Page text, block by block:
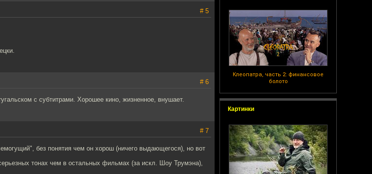
Клеопатра, часть 2: финансовое
болото
Картинки
# 5
# 6
с субтитрами. Хорошее кино, жизненное, внушает.
# 7
без понятия чем он хорош (ничего выдающегося), но вот
тонах чем в остальных фильмах (за искл. Шоу Трумэна),